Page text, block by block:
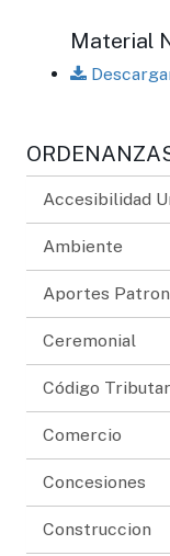
Material
Accesibilidad
Ambiente
Aportes
Ceremonial
Código
Comercio
Concesiones
Construccion